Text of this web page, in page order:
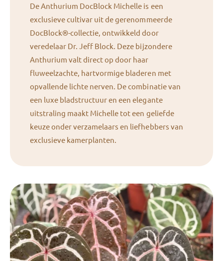
De Anthurium DocBlock Michelle is een
exclusieve cultivar uit de gerenommeerde
DocBlock®-collectie, ontwikkeld door
veredelaar Dr. Jeff Block. Deze bijzondere
Anthurium valt direct op door haar
fluweelzachte, hartvormige bladeren met
opvallende lichte nerven. De combinatie van
een luxe bladstructuur en een elegante
uitstraling maakt Michelle tot een geliefde
keuze onder verzamelaars en liefhebbers van
exclusieve kamerplanten.